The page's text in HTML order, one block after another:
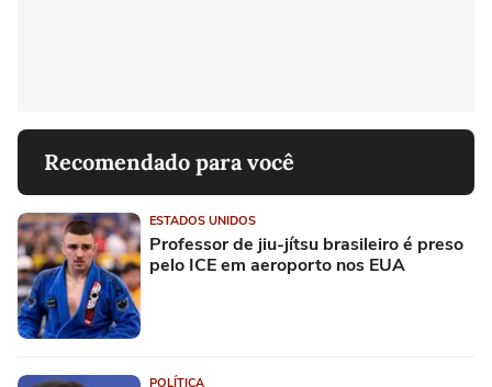
Recomendado para você
ESTADOS UNIDOS
Professor de jiu-jítsu brasileiro é preso
pelo ICE em aeroporto nos EUA
POLÍTICA